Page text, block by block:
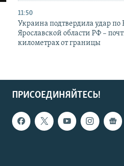
11:50
Украина подтвердила удар по
Ярославской области РФ –
километрах от границы
ПРИСОЕДИНЯЙТЕСЬ!